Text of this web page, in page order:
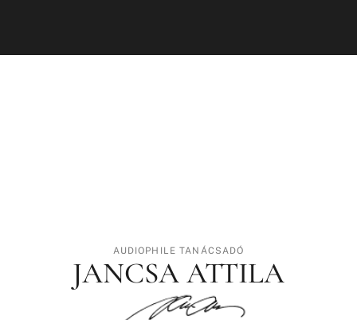
AUDIOPHILE TANÁCSADÓ
JANCSA ATTILA